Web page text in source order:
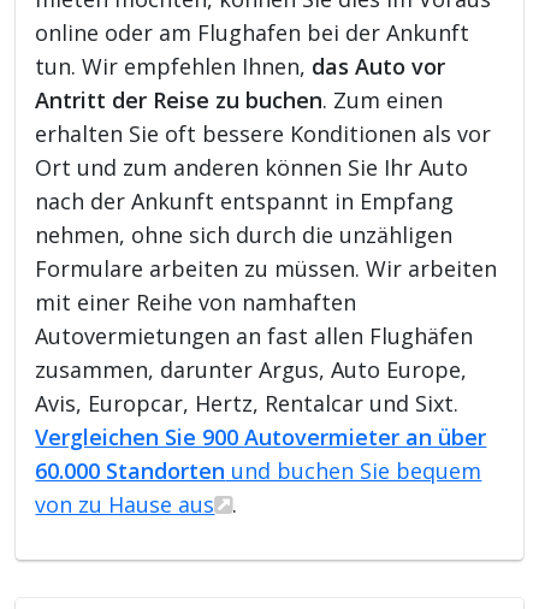
online oder am Flughafen bei der Ankunft
tun. Wir empfehlen Ihnen, das Auto vor
Antritt der Reise zu buchen. Zum einen
erhalten Sie oft bessere Konditionen als vor
Ort und zum anderen können Sie Ihr Auto
nach der Ankunft entspannt in Empfang
nehmen, ohne sich durch die unzähligen
Formulare arbeiten zu müssen. Wir arbeiten
mit einer Reihe von namhaften
Autovermietungen an fast allen Flughäfen
zusammen, darunter Argus, Auto Europe,
Avis, Europcar, Hertz, Rentalcar und Sixt.
Vergleichen Sie 900 Autovermieter an über
60.000 Standorten und buchen Sie bequem
von zu Hause aus
.